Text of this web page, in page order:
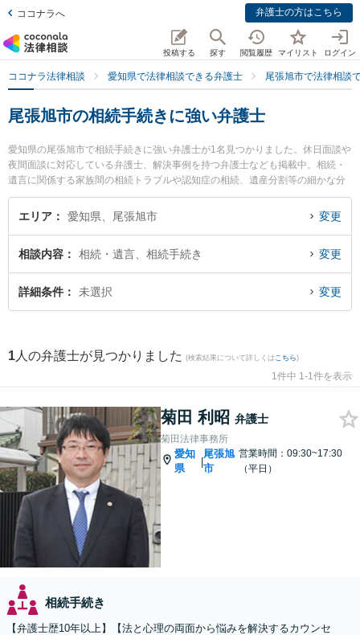
ココナラへ 弁護士の方はこちら
投稿する 探す 閲覧履歴 マイリスト ログイン
ココナラ法律相談 愛知県で法律相談できる弁護士 尾張旭市で法律相談
尾張旭市の相続手続きに強い弁護士
愛知県の尾張旭市で相続手続きに強い弁護士が1名見つかりました。休日面談や
夜間面談に対応している弁護士、解決事例を持つ弁護士なども掲載中。相続・
遺言に関係する家族間の相続トラブルや認知症の相続、遺産分割等の細かな分
野での絞り込み検索もでき便利です。特に菊田法律事務所の菊田 利昭弁護士の
プロフィール情報や弁護士費用、強みなどが注目されています。『尾張旭市で
相談無料で相続手続きを法律相談できる尾張旭市内の弁護士に相談予約した
い』などでお困りの相談者さんにおすすめです。
エリア 愛知県、尾張旭市 変更
相談内容 相続・遺言、相続手続き 変更
詳細条件 未選択 変更
1 人の弁護士が見つかりました (検索結果について詳しくは こちら)
1件中 1-1件を表示
菊田 利昭 弁護士
菊田法律事務所
愛知
県
|
尾張旭
市
営業時間：09:30~17:30
（平日）
相続手続き
【弁護士歴10年以上】【法と心理の両面から悩みを解決するカウンセ